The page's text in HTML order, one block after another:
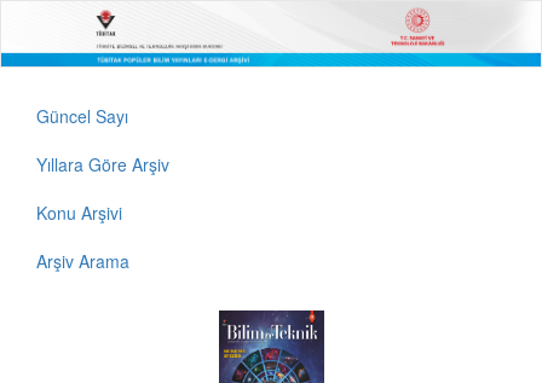
Güncel Sayı
Yıllara Göre Arşiv
Konu Arşivi
Arşiv Arama